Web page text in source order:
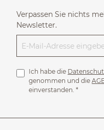
Verpassen Sie nichts
Newsletter.
Ich habe die
genommen und die
einverstanden. *